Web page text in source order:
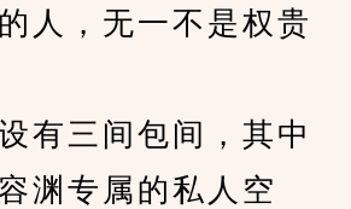
人，无一不是权贵
三间包间，其中
渊专属的私人空